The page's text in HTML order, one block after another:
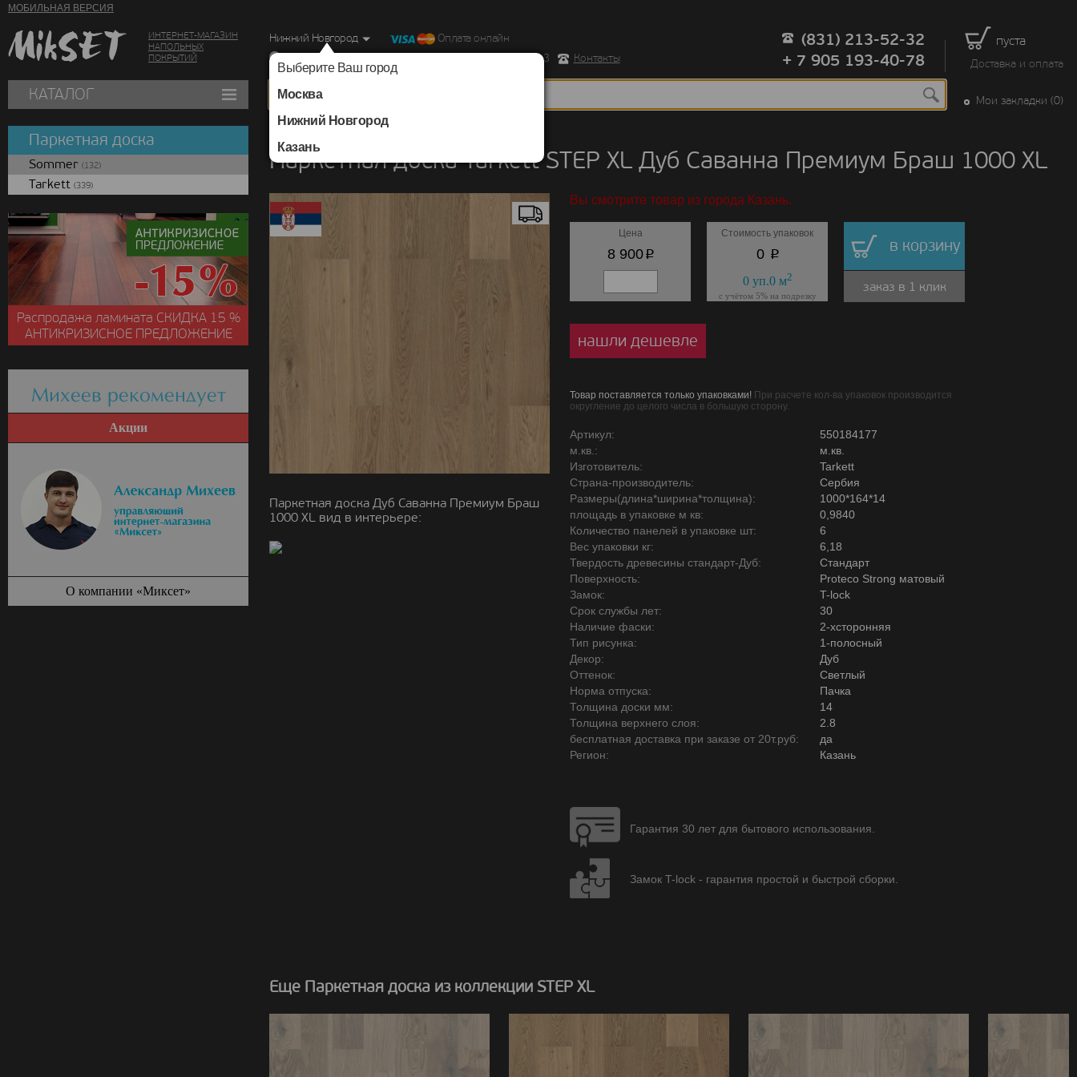
МОБИЛЬНАЯ ВЕРСИЯ
ИНТЕРНЕТ-МАГАЗИН
НАПОЛЬНЫХ
ПОКРЫТИЙ
пуста
Доставка и оплата
Нижний Новгород
Выберите Ваш город
Москва
Нижний Новгород
Казань
Оплата онлайн
г. Нижний Новгород, Ул. Республиканская д.43 корпус 3
Контакты
(831) 213-52-32
+ 7 905 193-40-78
КАТАЛОГ Мои закладки (0)
Паркетная доска Tarkett STEP XL Дуб Саванна Премиум Браш 1000 ХL
Паркетная доска Дуб Саванна Премиум Браш
1000 ХL вид в интерьере:
Вы смотрите товар из города Казань.
Цена
8 900p
Стоимость упаковок
0 p
0уп.0м2
с учётом 5% на подрезку
в корзину
заказ в 1 клик
нашли дешевле
Товар поставляется только упаковками! При расчете кол-ва упаковок производится
округление до целого числа в большую сторону.
Артикул:
550184177
м.кв.:
м.кв.
Изготовитель:
Tarkett
Страна-производитель:
Сербия
Размеры(длина*ширина*толщина):
1000*164*14
площадь в упаковке м кв:
0,9840
Количество панелей в упаковке шт:
6
Вес упаковки кг:
6,18
Твердость древесины стандарт-Дуб:
Стандарт
Поверхность:
Proteco Strong матовый
Замок:
T-lock
Срок службы лет:
30
Наличие фаски:
2-хсторонняя
Тип рисунка:
1-полосный
Декор:
Дуб
Оттенок:
Светлый
Норма отпуска:
Пачка
Толщина доски мм:
14
Толщина верхнего слоя:
2.8
бесплатная доставка при заказе от 20т.руб:
да
Регион:
Казань
Гарантия 30 лет для бытового использования.
Замок T-lock - гарантия простой и быстрой сборки.
Еще Паркетная доска из коллекции STEP XL
Паркетная доска
Sommer (132)
Tarkett (339)
Распродажа ламината СКИДКА15 %
АНТИКРИЗИСНОЕ ПРЕДЛОЖЕНИЕ
Михеев рекомендует
Акции
О компании «Миксет»